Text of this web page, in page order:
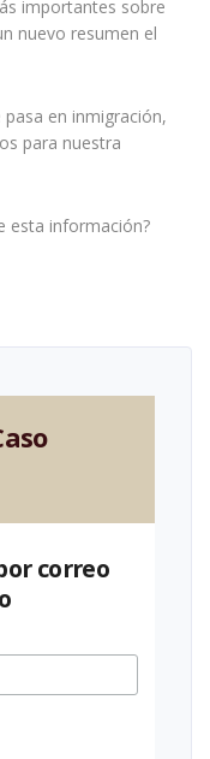
importantes sobre
nuevo resumen el
en inmigración,
para nuestra
esta información?
correo